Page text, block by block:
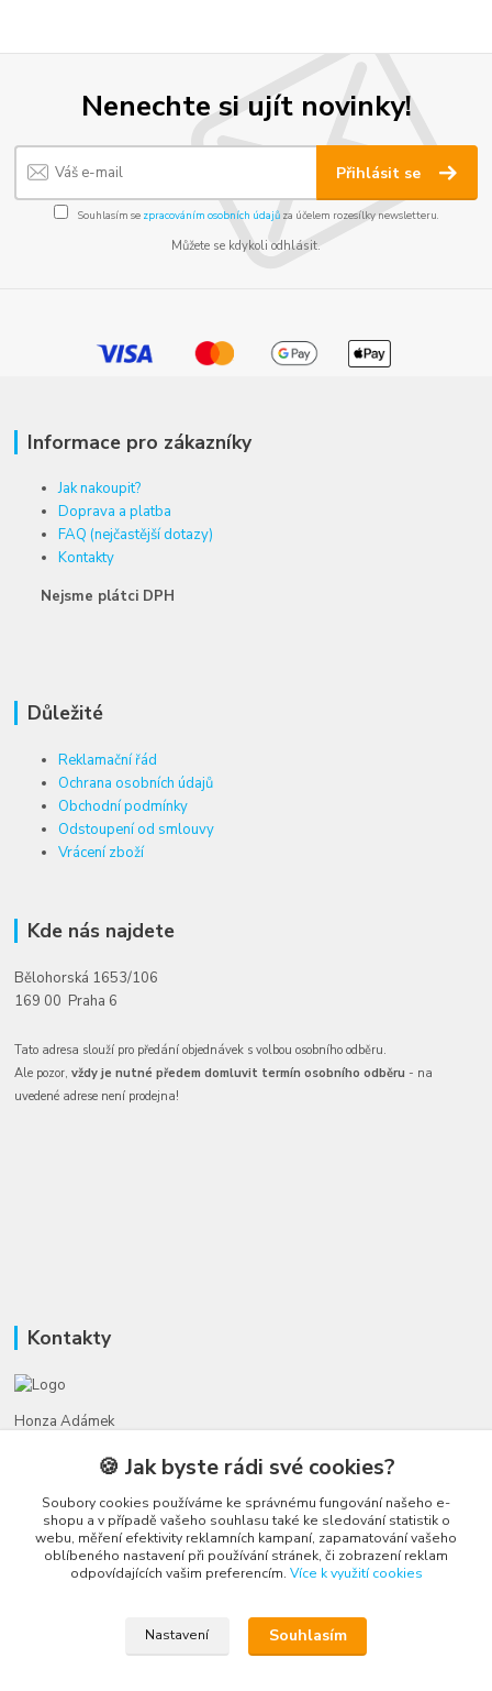
Nenechte si ujít novinky!
Přihlásit se
Souhlasím se zpracováním osobních údajůza účelem rozesílky newsletteru.
Můžete se kdykoli odhlásit.
Informace pro zákazníky
Jak nakoupit?
Doprava a platba
FAQ (nejčastější dotazy)
Kontakty
Nejsme plátci DPH
Důležité
Reklamační řád
Ochrana osobních údajů
Obchodní podmínky
Odstoupení od smlouvy
Vrácení zboží
Kde nás najdete
Bělohorská 1653/106
169 00 Praha 6
Tato adresa slouží pro předání objednávek s volbou osobního odběru.
Ale pozor,vždy je nutné předem domluvit termín osobního odběru - na
uvedené adrese není prodejna!
Kontakty
Honza Adámek
(Po-Ne, 9-21 hod.)
honza@autahracky.cz
Upravit sběr cookies.
🍪 Jak byste rádi své cookies?
Soubory cookies používáme ke správnému fungování našeho e-
shopu a v případě vašeho souhlasu také ke sledování statistik o
webu, měření efektivity reklamních kampaní, zapamatování vašeho
oblíbeného nastavení při používání stránek, či zobrazení reklam
odpovídajících vašim preferencím. Více k využití cookies
Nastavení Souhlasím